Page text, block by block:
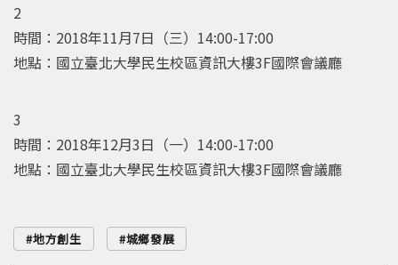
2
時間：2018年11月7日（三）14:00-17:00
地點：國立臺北大學民生校區資訊大樓3F國際會議廳
3
時間：2018年12月3日（一）14:00-17:00
地點：國立臺北大學民生校區資訊大樓3F國際會議廳
地方創生 城鄉發展